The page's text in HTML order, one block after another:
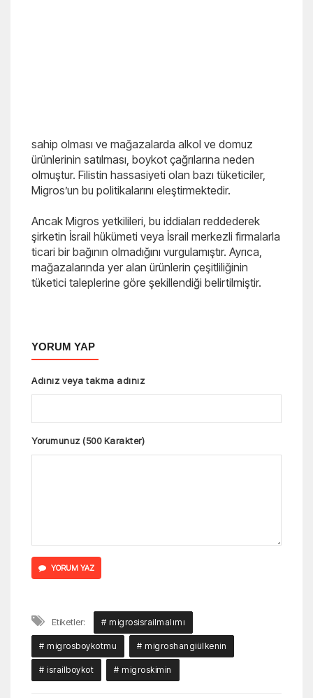
sahip olması ve mağazalarda alkol ve domuz
ürünlerinin satılması, boykot çağrılarına neden
olmuştur. Filistin hassasiyeti olan bazı tüketiciler,
Migros’un bu politikalarını eleştirmektedir.
Ancak Migros yetkilileri, bu iddiaları reddederek
şirketin İsrail hükümeti veya İsrail merkezli firmalarla
ticari bir bağının olmadığını vurgulamıştır. Ayrıca,
mağazalarında yer alan ürünlerin çeşitliliğinin
tüketici taleplerine göre şekillendiği belirtilmiştir.
YORUM YAP
Adınız veya takma adınız
Yorumunuz (500 Karakter)
YORUM YAZ
Etiketler: # migrosisrailmalımı
# migrosboykotmu # migroshangiülkenin
# israilboykot # migroskimin